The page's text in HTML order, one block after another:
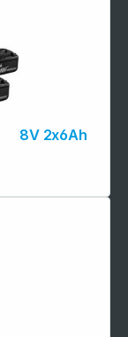
Kit Li 18V 2x6Ah